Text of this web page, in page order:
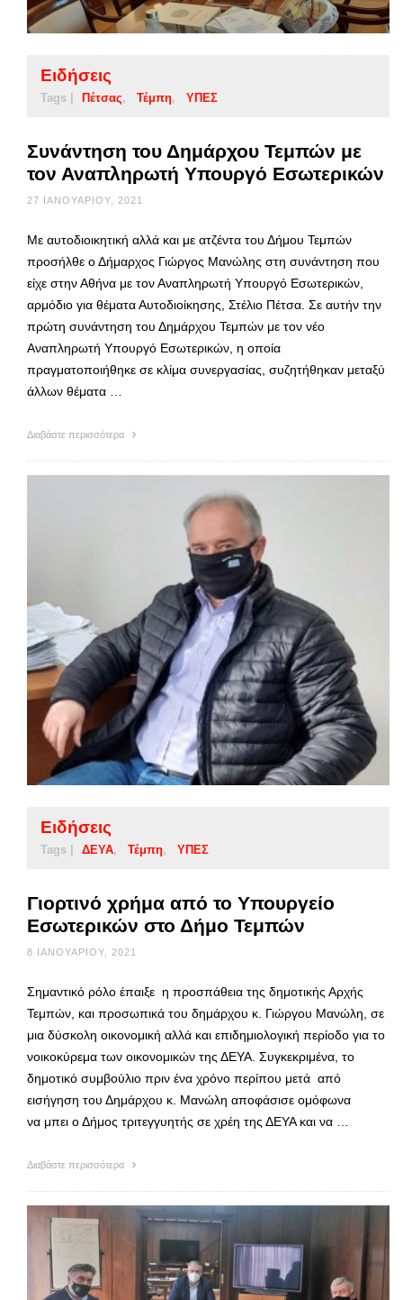
Ειδήσεις
Tags | Πέτσας Τέμπη ΥΠΕΣ
Συνάντηση του Δημάρχου Τεμπών με
τον Αναπληρωτή Υπουργό Εσωτερικών
27 ΙΑΝΟΥΑΡΊΟΥ, 2021
Με αυτοδιοικητική αλλά και με ατζέντα του Δήμου Τεμπών
προσήλθε ο Δήμαρχος Γιώργος Μανώλης στη συνάντηση που
είχε στην Αθήνα με τον Αναπληρωτή Υπουργό Εσωτερικών,
αρμόδιο για θέματα Αυτοδιοίκησης, Στέλιο Πέτσα. Σε αυτήν την
πρώτη συνάντηση του Δημάρχου Τεμπών με τον νέο
Αναπληρωτή Υπουργό Εσωτερικών, η οποία
πραγματοποιήθηκε σε κλίμα συνεργασίας, συζητήθηκαν μεταξύ
άλλων θέματα …
Διαβάστε περισσότερα
Ειδήσεις
Tags | ΔΕΥΑ Τέμπη ΥΠΕΣ
Γιορτινό χρήμα από το Υπουργείο
Εσωτερικών στο Δήμο Τεμπών
8 ΙΑΝΟΥΑΡΊΟΥ, 2021
Σημαντικό ρόλο έπαιξε η προσπάθεια της δημοτικής Αρχής
Τεμπών, και προσωπικά του δημάρχου κ. Γιώργου Μανώλη, σε
μια δύσκολη οικονομική αλλά και επιδημιολογική περίοδο για το
νοικοκύρεμα των οικονομικών της ΔΕΥΑ. Συγκεκριμένα, το
δημοτικό συμβούλιο πριν ένα χρόνο περίπου μετά από
εισήγηση του Δημάρχου κ. Μανώλη αποφάσισε ομόφωνα
να μπει ο Δήμος τριτεγγυητής σε χρέη της ΔΕΥΑ και να …
Διαβάστε περισσότερα